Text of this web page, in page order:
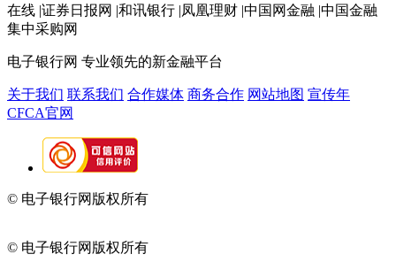
在线 |证券日报网 |和讯银行 |凤凰理财 |中国网金融 |中国金融
集中采购网
电子银行网 专业领先的新金融平台
关于我们 联系我们 合作媒体 商务合作 网站地图 宣传年
CFCA官网
© 电子银行网版权所有
© 电子银行网版权所有